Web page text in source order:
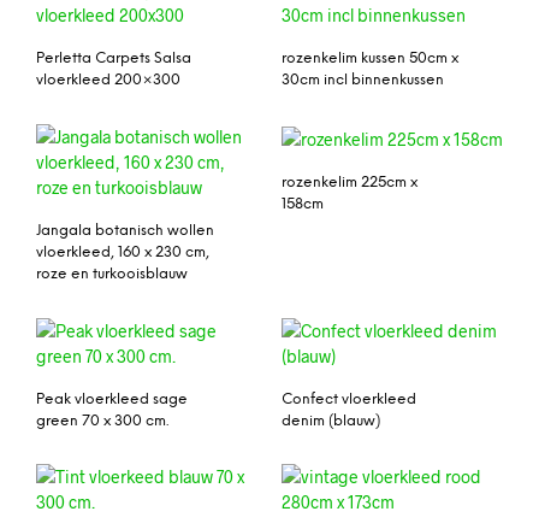
Perletta Carpets Salsa
vloerkleed 200×300
rozenkelim kussen 50cm x
30cm incl binnenkussen
Jangala botanisch wollen
vloerkleed, 160 x 230 cm,
roze en turkooisblauw
rozenkelim 225cm x
158cm
Peak vloerkleed sage
green 70 x 300 cm.
Confect vloerkleed
denim (blauw)